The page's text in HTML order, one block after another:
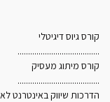
קורס גיוס דיגיטלי
.......................................
קורס מיתוג מעסיק
.......................................
הדרכות שיווק באינטרנט